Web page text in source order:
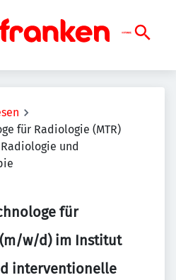
für Radiologie (MTR)
und
für
(m/w/d) im Institut
interventionelle